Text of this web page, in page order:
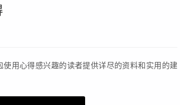
用心得感兴趣的读者提供详尽的资料和实用的建